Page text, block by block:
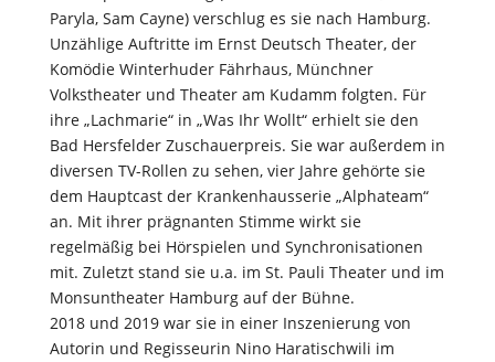
Paryla, Sam Cayne) verschlug es sie nach Hamburg.
Unzählige Auftritte im Ernst Deutsch Theater, der
Komödie Winterhuder Fährhaus, Münchner
Volkstheater und Theater am Kudamm folgten. Für
ihre „Lachmarie“ in „Was Ihr Wollt“ erhielt sie den
Bad Hersfelder Zuschauerpreis. Sie war außerdem in
diversen TV-Rollen zu sehen, vier Jahre gehörte sie
dem Hauptcast der Krankenhausserie „Alphateam“
an. Mit ihrer prägnanten Stimme wirkt sie
regelmäßig bei Hörspielen und Synchronisationen
mit. Zuletzt stand sie u.a. im St. Pauli Theater und im
Monsuntheater Hamburg auf der Bühne.
2018 und 2019 war sie in einer Inszenierung von
Autorin und Regisseurin Nino Haratischwili im